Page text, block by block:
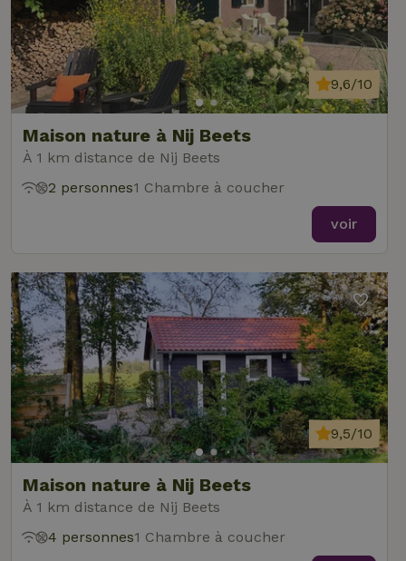
Maison nature à Nij Beets
À 1 km distance de Nij Beets
9,6/10
2 personnes1 Chambre à coucher
voir
Maison nature à Nij Beets
À 1 km distance de Nij Beets
9,5/10
4 personnes1 Chambre à coucher